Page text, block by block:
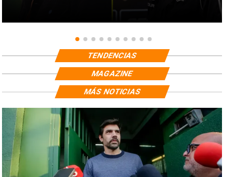
TENDENCIAS
MAGAZINE
MÁS NOTICIAS